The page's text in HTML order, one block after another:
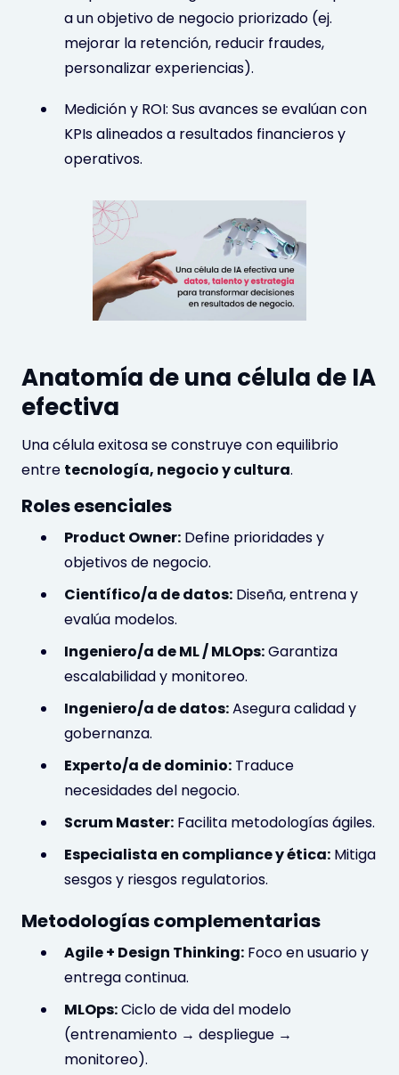
a un objetivo de negocio priorizado (ej.
mejorar la retención, reducir fraudes,
personalizar experiencias).
Medición y ROI: Sus avances se evalúan con
KPIs alineados a resultados financieros y
operativos.
Anatomía de una célula de IA
efectiva
Una célula exitosa se construye con equilibrio
entre tecnología, negocio y cultura.
Roles esenciales
Product Owner: Define prioridades y
objetivos de negocio.
Científico/a de datos: Diseña, entrena y
evalúa modelos.
Ingeniero/a de ML / MLOps:Garantiza
escalabilidad y monitoreo.
Ingeniero/a de datos:Asegura calidad y
gobernanza.
Experto/a de dominio: Traduce
necesidades del negocio.
Scrum Master: Facilita metodologías ágiles.
Especialista en compliance y ética: Mitiga
sesgos y riesgos regulatorios.
Metodologías complementarias
Agile + Design Thinking: Foco en usuario y
entrega continua.
MLOps:Ciclo de vida del modelo
(entrenamiento → despliegue →
monitoreo).